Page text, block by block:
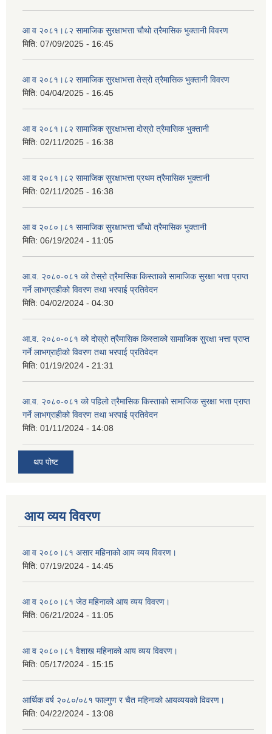
आ व २०८१।८२ सामाजिक सुरक्षाभत्ता चौथो त्रैमासिक भुक्तानी विवरण
मिति: 07/09/2025 - 16:45
आ व २०८१।८२ सामाजिक सुरक्षाभत्ता तेस्रो त्रैमासिक भुक्तानी विवरण
मिति: 04/04/2025 - 16:45
आ व २०८१।८२ सामाजिक सुरक्षाभत्ता दोस्रो त्रैमासिक भुक्तानी
मिति: 02/11/2025 - 16:38
आ व २०८१।८२ सामाजिक सुरक्षाभत्ता प्रथम त्रैमासिक भुक्तानी
मिति: 02/11/2025 - 16:38
आ व २०८०।८१ सामाजिक सुरक्षाभत्ता चौंथो त्रैमासिक भुक्तानी
मिति: 06/19/2024 - 11:05
आ.व. २०८०-०८१ को तेस्रो त्रैमासिक किस्ताको सामाजिक सुरक्षा भत्ता प्राप्त
गर्ने लाभग्राहीको विवरण तथा भरपाई प्रतिवेदन
मिति: 04/02/2024 - 04:30
आ.व. २०८०-०८१ को दोस्रो त्रैमासिक किस्ताको सामाजिक सुरक्षा भत्ता प्राप्त
गर्ने लाभग्राहीको विवरण तथा भरपाई प्रतिवेदन
मिति: 01/19/2024 - 21:31
आ.व. २०८०-०८१ को पहिलो त्रैमासिक किस्ताको सामाजिक सुरक्षा भत्ता प्राप्त
गर्ने लाभग्राहीको विवरण तथा भरपाई प्रतिवेदन
मिति: 01/11/2024 - 14:08
थप पोष्ट
आय व्यय विवरण
आ व २०८०।८१ असार महिनाको आय व्यय विवरण।
मिति: 07/19/2024 - 14:45
आ व २०८०।८१ जेठ महिनाको आय व्यय विवरण।
मिति: 06/21/2024 - 11:05
आ व २०८०।८१ वैशाख महिनाको आय व्यय विवरण।
मिति: 05/17/2024 - 15:15
आर्थिक वर्ष २०८०/०८१ फाल्गुण र चैत महिनाको आयव्ययको विवरण।
मिति: 04/22/2024 - 13:08